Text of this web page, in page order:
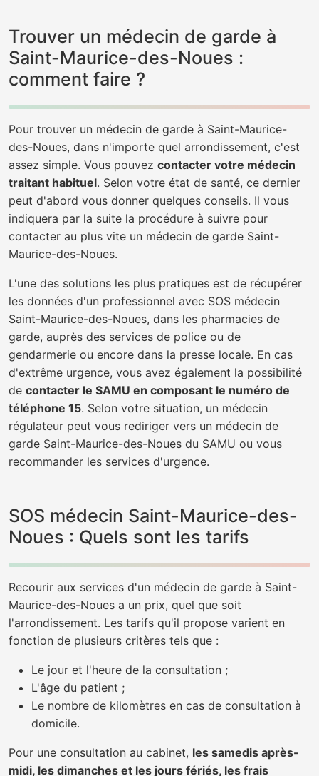
Trouver un médecin de garde à
Saint-Maurice-des-Noues :
comment faire ?
Pour trouver un médecin de garde à Saint-Maurice-
des-Noues, dans n'importe quel arrondissement, c'est
assez simple. Vous pouvez contacter votre médecin
traitant habituel. Selon votre état de santé, ce dernier
peut d'abord vous donner quelques conseils. Il vous
indiquera par la suite la procédure à suivre pour
contacter au plus vite un médecin de garde Saint-
Maurice-des-Noues.
L'une des solutions les plus pratiques est de récupérer
les données d'un professionnel avec SOS médecin
Saint-Maurice-des-Noues, dans les pharmacies de
garde, auprès des services de police ou de
gendarmerie ou encore dans la presse locale. En cas
d'extrême urgence, vous avez également la possibilité
de contacter le SAMU en composant le numéro de
téléphone 15. Selon votre situation, un médecin
régulateur peut vous rediriger vers un médecin de
garde Saint-Maurice-des-Noues du SAMU ou vous
recommander les services d'urgence.
SOS médecin Saint-Maurice-des-
Noues : Quels sont les tarifs
Recourir aux services d'un médecin de garde à Saint-
Maurice-des-Noues a un prix, quel que soit
l'arrondissement. Les tarifs qu'il propose varient en
fonction de plusieurs critères tels que :
Le jour et l'heure de la consultation ;
L'âge du patient ;
Le nombre de kilomètres en cas de consultation à
domicile.
Pour une consultation au cabinet, les samedis après-
midi, les dimanches et les jours fériés, les frais